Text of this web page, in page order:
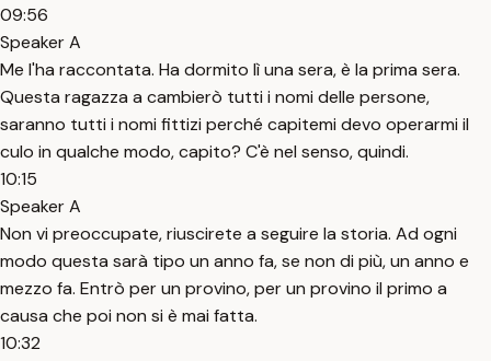
09:56
Speaker A
Me l'ha raccontata. Ha dormito lì una sera, è la prima sera.
Questa ragazza a cambierò tutti i nomi delle persone,
saranno tutti i nomi fittizi perché capitemi devo operarmi il
culo in qualche modo, capito? C'è nel senso, quindi.
10:15
Speaker A
Non vi preoccupate, riuscirete a seguire la storia. Ad ogni
modo questa sarà tipo un anno fa, se non di più, un anno e
mezzo fa. Entrò per un provino, per un provino il primo a
causa che poi non si è mai fatta.
10:32